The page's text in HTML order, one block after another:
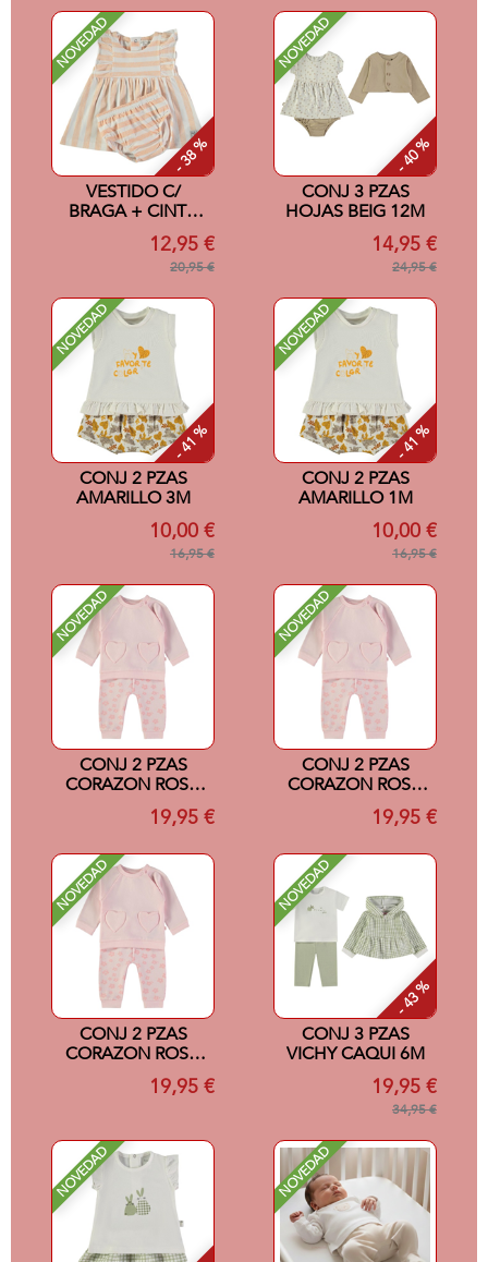
NOVEDAD
- 38 %
VESTIDO C/
BRAGA + CINTA
SALMON 12M
12,95 €
20,95 €
NOVEDAD
- 40 %
CONJ 3 PZAS
HOJAS BEIG 12M
14,95 €
24,95 €
NOVEDAD
- 41 %
CONJ 2 PZAS
AMARILLO 3M
10,00 €
16,95 €
NOVEDAD
- 41 %
CONJ 2 PZAS
AMARILLO 1M
10,00 €
16,95 €
NOVEDAD
CONJ 2 PZAS
CORAZON ROSA
19,95 €
NOVEDAD
CONJ 2 PZAS
CORAZON ROSA
19,95 €
NOVEDAD
CONJ 2 PZAS
CORAZON ROSA
19,95 €
NOVEDAD
- 43 %
CONJ 3 PZAS
VICHY CAQUI 6M
19,95 €
34,95 €
NOVEDAD NOVEDAD